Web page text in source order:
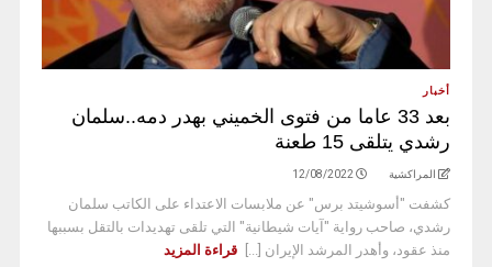
أخبار
بعد 33 عاما من فتوى الخميني بهدر دمه..سلمان
رشدي يتلقى 15 طعنة
المراكشية 12/08/2022
كشفت "أسوشيتد برس" عن ملابسات الاعتداء على الكاتب سلمان
رشدي، صاحب رواية "آيات شيطانية" التي تلقى تهديدات بالتقل بسببها
منذ عقود، وأهدر المرشد الإيران [...]
قراءة المزيد